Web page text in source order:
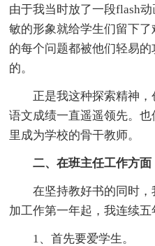
由于我当时放了一段flash
敏的形象就给学生们留下
的每个问题都被他们轻易
的。
正是我这种探索精神，
语文成绩一直遥遥领先。
里成为学校的骨干教师。
二、在班主任工作方面
在坚持教好书的同时，
加工作第一年起，我连续五
1、首先要爱学生。